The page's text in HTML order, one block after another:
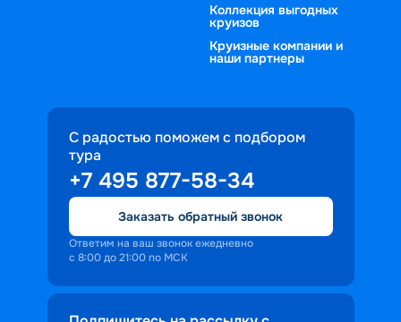
Коллекция выгодных
круизов
Круизные компании и
наши партнеры
С радостью поможем с подбором
тура
+7 495 877-58-34
Заказать обратный звонок
Ответим на ваш звонок ежедневно
с 8:00 до 21:00 по МСК